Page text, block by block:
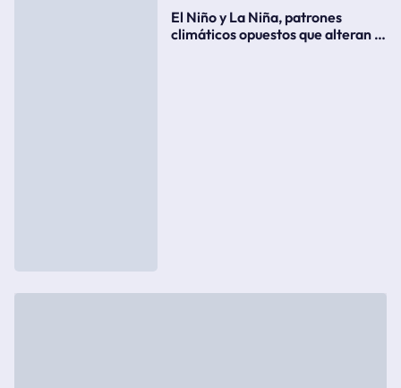
El Niño y La Niña, patrones
climáticos opuestos que alteran la